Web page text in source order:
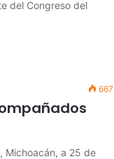
del Congreso del
667
Michoacán, a 25 de